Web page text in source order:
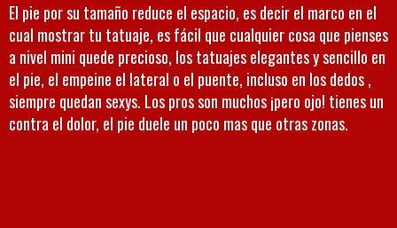
El pie por su tamaño reduce el espacio, es decir el marco en el
cual mostrar tu tatuaje, es fácil que cualquier cosa que pienses
a nivel mini quede precioso, los tatuajes elegantes y sencillo en
el pie, el empeine el lateral o el puente, incluso en los dedos ,
siempre quedan sexys. Los pros son muchos ¡pero ojo! tienes un
contra el dolor, el pie duele un poco mas que otras zonas.